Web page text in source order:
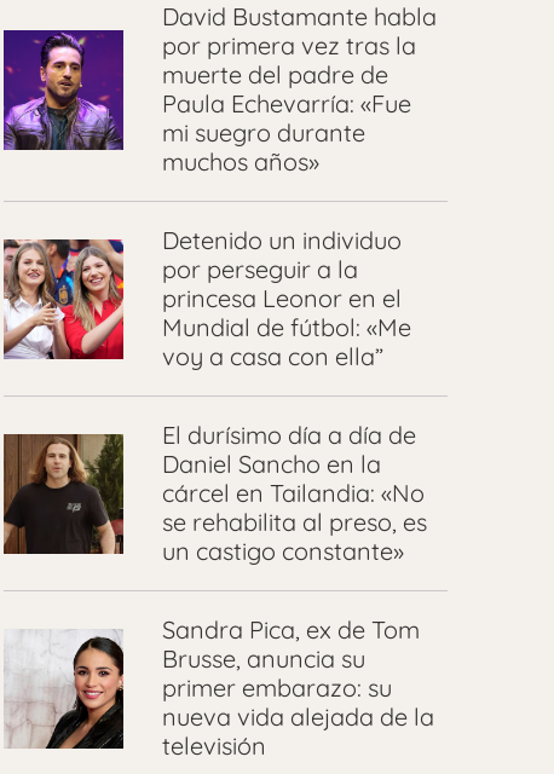
David Bustamante habla
por primera vez tras la
muerte del padre de
Paula Echevarría: «Fue
mi suegro durante
muchos años»
Detenido un individuo
por perseguir a la
princesa Leonor en el
Mundial de fútbol: «Me
voy a casa con ella”
El durísimo día a día de
Daniel Sancho en la
cárcel en Tailandia: «No
se rehabilita al preso, es
un castigo constante»
Sandra Pica, ex de Tom
Brusse, anuncia su
primer embarazo: su
nueva vida alejada de la
televisión